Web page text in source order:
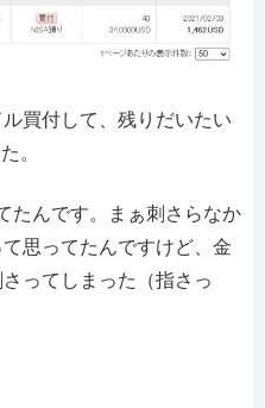
買付して、残りだいたい
。
たんです。まぁ刺さらなか
思ってたんですけど、金
ってしまった（指さっ